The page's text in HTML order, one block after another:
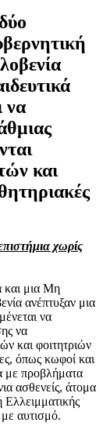
να
και
χωρίς
και μια Μη
ανέπτυξαν μια
να
να
και φοιτητριών
όπως κωφοί και
με προβλήματα
ασθενείς, άτομα
αυτισμό.